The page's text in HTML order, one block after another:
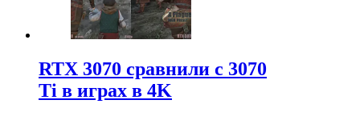
RTX 3070 сравнили с 3070
Ti в играх в 4K